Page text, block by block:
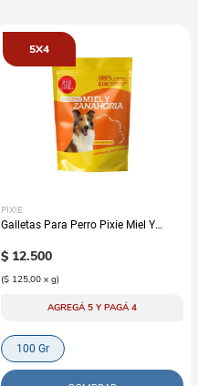
5X4
PIXIE
Galletas Para Perro Pixie Miel Y
$ 12.500
($ 125,00 x g)
AGREGÁ 5 Y PAGÁ 4
100 Gr